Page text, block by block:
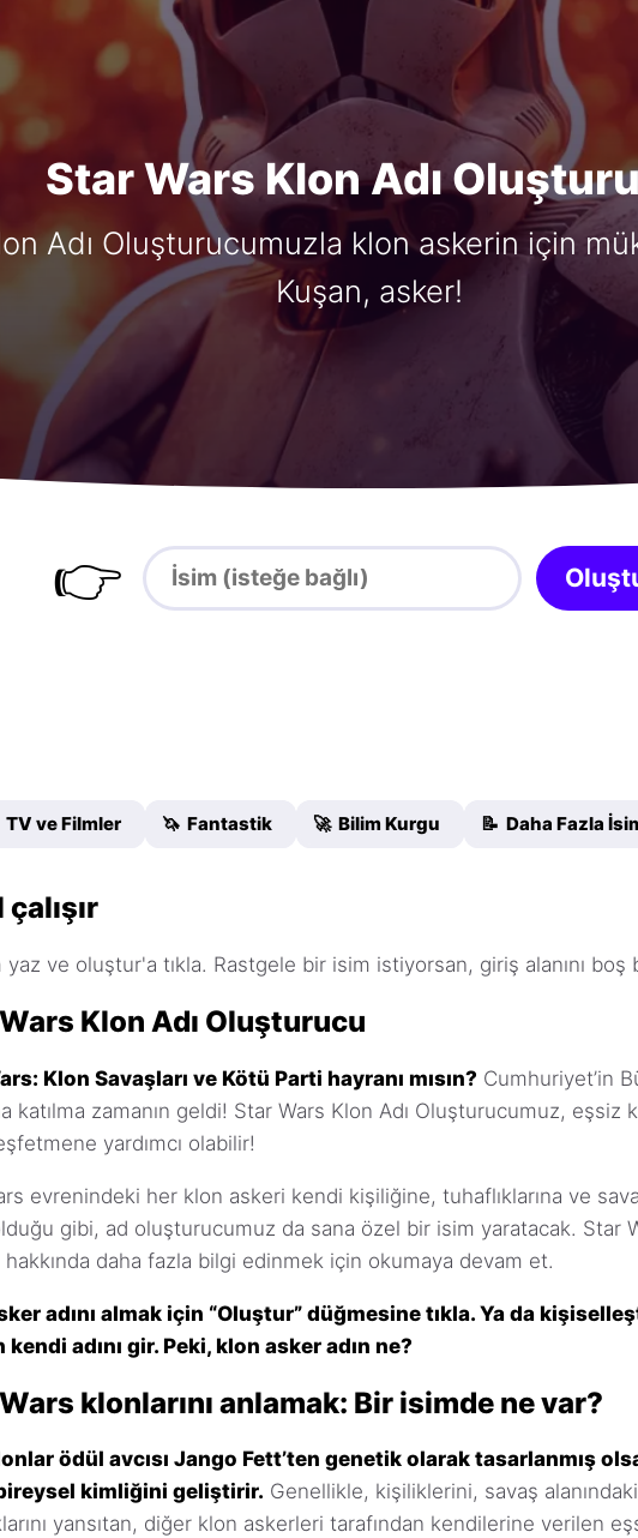
Star Wars Klon Adı
Adı Oluşturucumuzla klon askerin için
Kuşan, asker!
👉
TV ve Filmler 🦄 Fantastik 🚀 Bilim Kurgu 📝 Daha Fazla
çalışır
yaz ve oluştur'a tıkla. Rastgele bir isim istiyorsan, giriş alanını boş
Klon Adı Oluşturucu
Klon Savaşları ve Kötü Parti hayranı mısın? Cumhuriyet’in
katılma zamanın geldi! Star Wars Klon Adı Oluşturucumuz, eşsiz
yardımcı olabilir!
evrenindeki her klon askeri kendi kişiliğine, tuhaflıklarına ve
gibi, ad oluşturucumuz da sana özel bir isim yaratacak. Star
daha fazla bilgi edinmek için okumaya devam et.
adını almak için “Oluştur” düğmesine tıkla. Ya da
kendi adını gir. Peki, klon asker adın ne?
klonlarını anlamak: Bir isimde ne var?
ödül avcısı Jango Fett’ten genetik olarak tasarlanmış
kimliğini geliştirir. Genellikle, kişiliklerini, savaş
yansıtan, diğer klon askerleri tarafından kendilerine verilen